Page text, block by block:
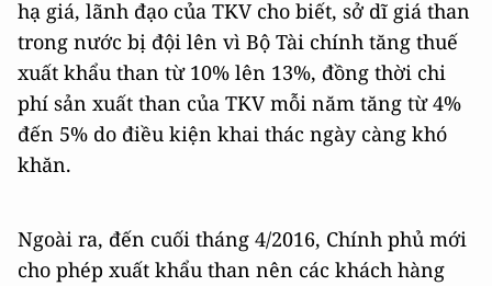
hạ giá, lãnh đạo của TKV cho biết, sở dĩ giá than
trong nước bị đội lên vì Bộ Tài chính tăng thuế
xuất khẩu than từ 10% lên 13%, đồng thời chi
phí sản xuất than của TKV mỗi năm tăng từ 4%
đến 5% do điều kiện khai thác ngày càng khó
khăn.
Ngoài ra, đến cuối tháng 4/2016, Chính phủ mới
cho phép xuất khẩu than nên các khách hàng